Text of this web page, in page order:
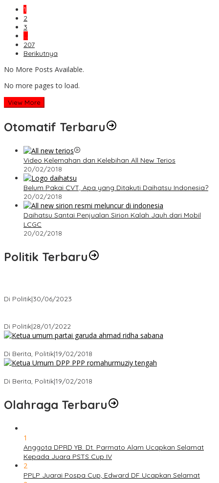
1
2
3
…
207
Berikutnya
No More Posts Available.
No more pages to load.
View More
Otomatif Terbaru
Video Kelemahan dan Kelebihan All New Terios
20/02/2018
Belum Pakai CVT, Apa yang Ditakuti Daihatsu Indonesia?
20/02/2018
Daihatsu Santai Penjualan Sirion Kalah Jauh dari Mobil
LCGC
20/02/2018
Politik Terbaru
Di Politik|30/06/2023
Di Politik|28/01/2022
Di Berita, Politik|19/02/2018
Di Berita, Politik|19/02/2018
Olahraga Terbaru
1
Anggota DPRD YB. Dt. Parmato Alam Ucapkan Selamat
Kepada Juara PSTS Cup IV
2
PPLP Juarai Pospa Cup, Edward DF Ucapkan Selamat